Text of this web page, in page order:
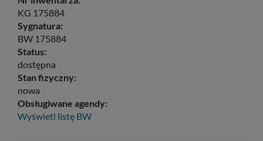
KG 175884
Sygnatura:
BW 175884
Status:
dostępna
Stan fizyczny:
nowa
Obsługiwane agendy:
Wyświetl listę BW